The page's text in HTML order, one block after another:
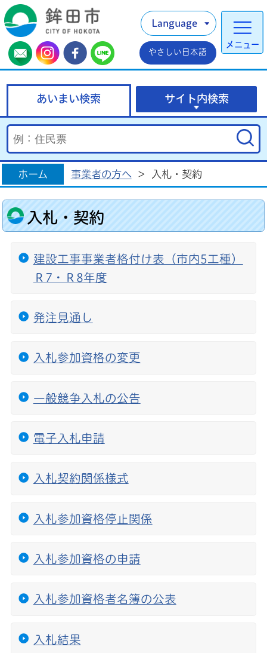
メニュー
Language
やさしい日本語
あいまい検索 サイト内検索
ホーム 事業者の方へ > 入札・契約
入札・契約
建設工事事業者格付け表（市内5工種）
Ｒ7・Ｒ8年度
発注見通し
入札参加資格の変更
一般競争入札の公告
電子入札申請
入札契約関係様式
入札参加資格停止関係
入札参加資格の申請
入札参加資格者名簿の公表
入札結果